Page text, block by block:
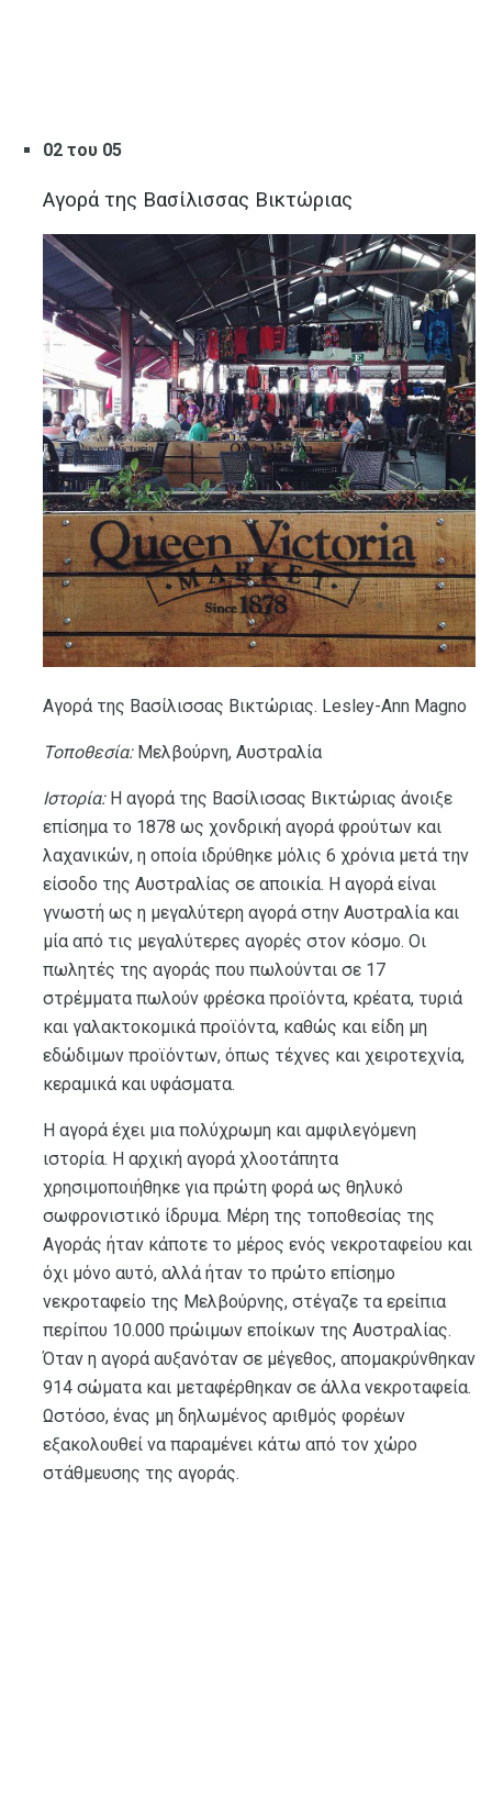
02 του 05
Αγορά της Βασίλισσας Βικτώριας
Αγορά της Βασίλισσας Βικτώριας. Lesley-Ann Magno
Τοποθεσία:Μελβούρνη, Αυστραλία
Ιστορία:Η αγορά της Βασίλισσας Βικτώριας άνοιξε
επίσημα το 1878 ως χονδρική αγορά φρούτων και
λαχανικών, η οποία ιδρύθηκε μόλις 6 χρόνια μετά την
είσοδο της Αυστραλίας σε αποικία. Η αγορά είναι
γνωστή ως η μεγαλύτερη αγορά στην Αυστραλία και
μία από τις μεγαλύτερες αγορές στον κόσμο. Οι
πωλητές της αγοράς που πωλούνται σε 17
στρέμματα πωλούν φρέσκα προϊόντα, κρέατα, τυριά
και γαλακτοκομικά προϊόντα, καθώς και είδη μη
εδώδιμων προϊόντων, όπως τέχνες και χειροτεχνία,
κεραμικά και υφάσματα.
Η αγορά έχει μια πολύχρωμη και αμφιλεγόμενη
ιστορία. Η αρχική αγορά χλοοτάπητα
χρησιμοποιήθηκε για πρώτη φορά ως θηλυκό
σωφρονιστικό ίδρυμα. Μέρη της τοποθεσίας της
Αγοράς ήταν κάποτε το μέρος ενός νεκροταφείου και
όχι μόνο αυτό, αλλά ήταν το πρώτο επίσημο
νεκροταφείο της Μελβούρνης, στέγαζε τα ερείπια
περίπου 10.000 πρώιμων εποίκων της Αυστραλίας.
Όταν η αγορά αυξανόταν σε μέγεθος, απομακρύνθηκαν
914 σώματα και μεταφέρθηκαν σε άλλα νεκροταφεία.
Ωστόσο, ένας μη δηλωμένος αριθμός φορέων
εξακολουθεί να παραμένει κάτω από τον χώρο
στάθμευσης της αγοράς.